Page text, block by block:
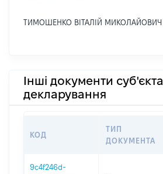
ТИМОШЕНКО ВІТАЛІЙ МИКОЛАЙОВИЧ
Інші документи суб'єкта
декларування
КОД
ТИП
ДОКУМЕНТА
9c4f246d-